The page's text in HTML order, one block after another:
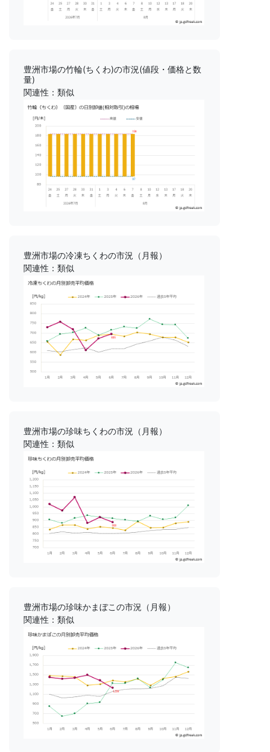
豊洲市場の竹輪(ちくわ)の市況(値段・価格と数
量)
関連性：類似
豊洲市場の冷凍ちくわの市況（月報）
関連性：類似
豊洲市場の珍味ちくわの市況（月報）
関連性：類似
豊洲市場の珍味かまぼこの市況（月報）
関連性：類似